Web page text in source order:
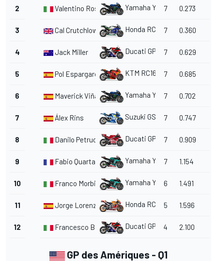
2 Valentino Rossi Yamaha YZR-M1
7 0.273
3 Cal Crutchlow Honda RC213V
7 0.360
4 Jack Miller Ducati GP19 7 0.629
5 Pol Espargaró KTM RC16 7 0.685
6 Maverick Viñales Yamaha YZR-M1
7 0.702
7 Álex Rins Suzuki GSX-RR
7 0.747
8 Danilo Petrucci Ducati GP19 7 0.909
9 Fabio Quartararo Yamaha YZR-M1
7 1.154
10 Franco Morbidelli Yamaha YZR-M1
6 1.491
11 Jorge Lorenzo Honda RC213V
5 1.596
12 Francesco Bagnaia Ducati GP18 4 2.100
GP des Amériques - Q1